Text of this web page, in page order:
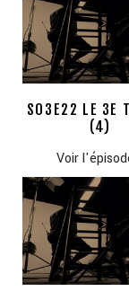
S03E22 LE 3E
(4)
Voir